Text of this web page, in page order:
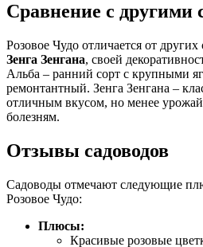
Сравнение с другими
Розовое Чудо отличается от других
Зенга Зенгана, своей
Альба – ранний сорт с крупными
ремонтантный. Зенга Зенгана –
отличным вкусом, но менее
болезням.
Отзывы садоводов
Садоводы отмечают следующие
Розовое Чудо:
Плюсы:
Красивые розовые